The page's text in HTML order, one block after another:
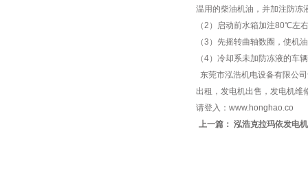
温用的柴油机油，并加注防
（2）启动前水箱加注80℃
（3）先摇转曲轴数圈，使
（4）冷却系未加防冻液的车
东莞市泓浩机电设备有限公
出租，发电机出售，发电机维
请登入： www.honghao.co
上一篇： 泓浩克拉玛依发电